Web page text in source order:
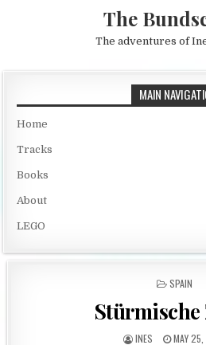
The
The adventures of
MAIN
Home
Tracks
Books
About
LEGO
POSTED IN
SPAIN
Stürmische
AUTHOR:
INES MAY